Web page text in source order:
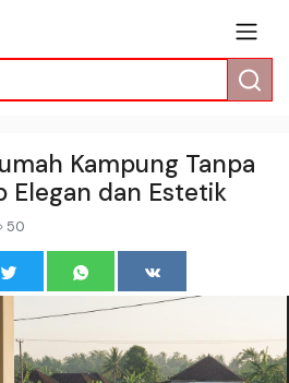
Kampung Tanpa
Elegan dan Estetik
50